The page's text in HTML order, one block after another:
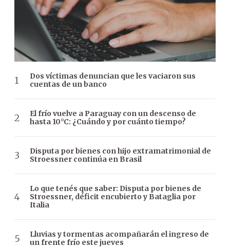
Dos víctimas denuncian que les vaciaron sus
cuentas de un banco
El frío vuelve a Paraguay con un descenso de
hasta 10°C: ¿Cuándo y por cuánto tiempo?
Disputa por bienes con hijo extramatrimonial de
Stroessner continúa en Brasil
Lo que tenés que saber: Disputa por bienes de
Stroessner, déficit encubierto y Bataglia por
Italia
Lluvias y tormentas acompañarán el ingreso de
un frente frío este jueves